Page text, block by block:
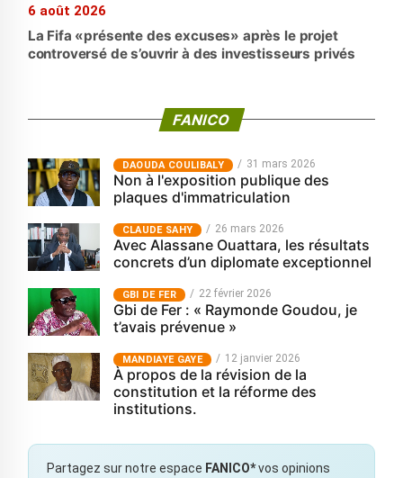
6 août 2026
La Fifa «présente des excuses» après le projet
controversé de s’ouvrir à des investisseurs privés
FANICO
‎DAOUDA COULIBALY 31 mars 2026
Non à l'exposition publique des
plaques d'immatriculation
CLAUDE SAHY 26 mars 2026
Avec Alassane Ouattara, les résultats
concrets d’un diplomate exceptionnel
GBI DE FER 22 février 2026
Gbi de Fer : « Raymonde Goudou, je
t’avais prévenue »
MANDIAYE GAYE 12 janvier 2026
À propos de la révision de la
constitution et la réforme des
institutions.
Partagez sur notre espace FANICO*vos opinions